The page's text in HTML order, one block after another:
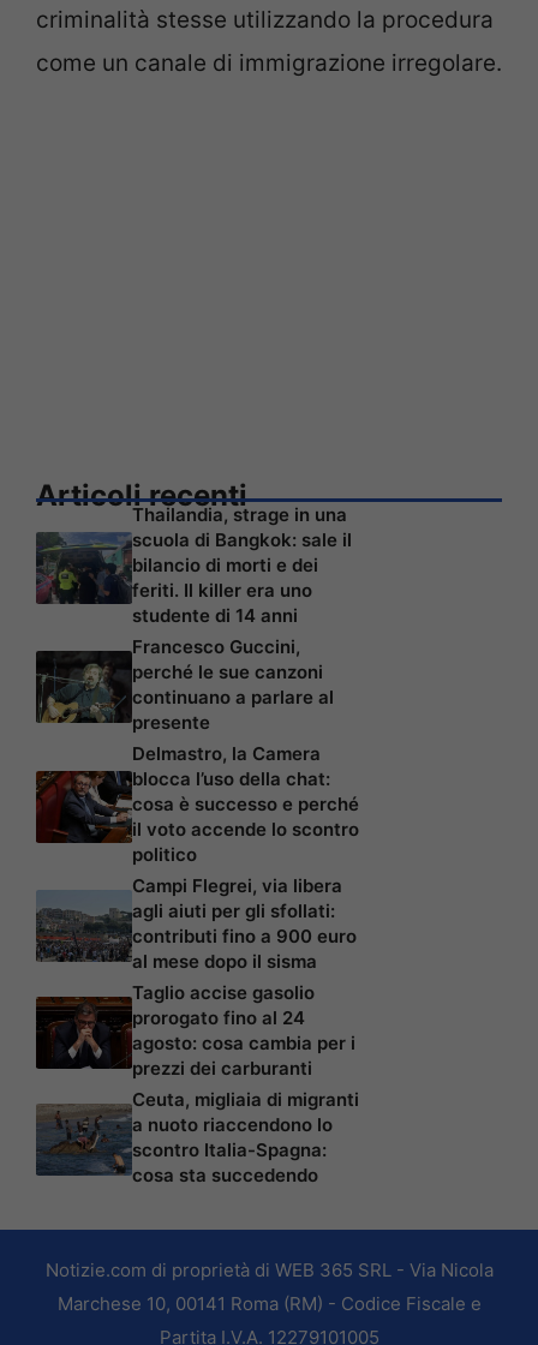
criminalità stesse utilizzando la procedura
come un canale di immigrazione irregolare.
Articoli recenti
Thailandia, strage in una
scuola di Bangkok: sale il
bilancio di morti e dei
feriti. Il killer era uno
studente di 14 anni
Francesco Guccini,
perché le sue canzoni
continuano a parlare al
presente
Delmastro, la Camera
blocca l’uso della chat:
cosa è successo e perché
il voto accende lo scontro
politico
Campi Flegrei, via libera
agli aiuti per gli sfollati:
contributi fino a 900 euro
al mese dopo il sisma
Taglio accise gasolio
prorogato fino al 24
agosto: cosa cambia per i
prezzi dei carburanti
Ceuta, migliaia di migranti
a nuoto riaccendono lo
scontro Italia-Spagna:
cosa sta succedendo
Notizie.com di proprietà di WEB 365 SRL - Via Nicola
Marchese 10, 00141 Roma (RM) - Codice Fiscale e
Partita I.V.A. 12279101005